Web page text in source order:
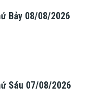
Bảy 08/08/2026
Sáu 07/08/2026